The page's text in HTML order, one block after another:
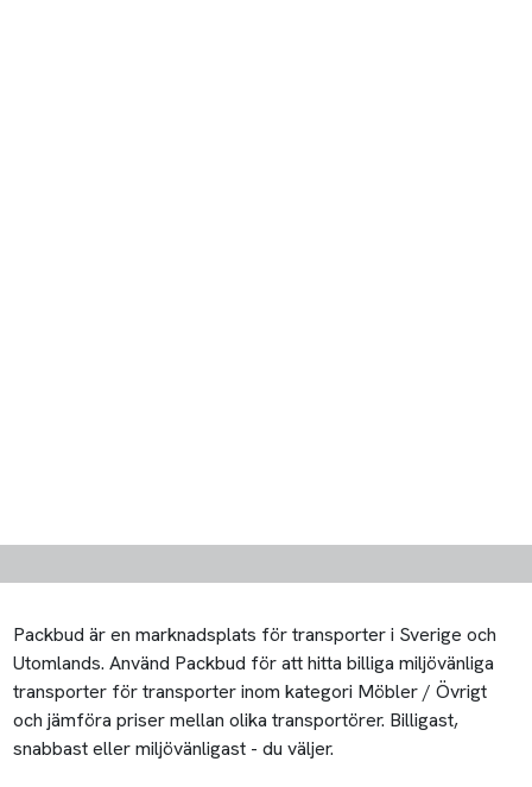
Packbud är en marknadsplats för transporter i Sverige och
Utomlands. Använd Packbud för att hitta billiga miljövänliga
transporter för transporter inom kategori Möbler / Övrigt
och jämföra priser mellan olika transportörer. Billigast,
snabbast eller miljövänligast - du väljer.